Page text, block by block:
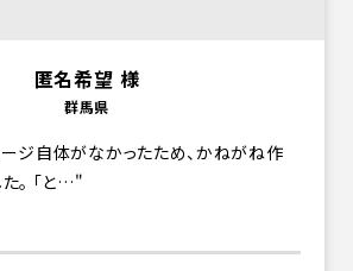
匿名希望 様
群馬県
ジ自体がなかったため、かねがね作
。 「と…